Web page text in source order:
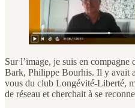
Sur l’image, je suis en
Bark, Philippe Bourhis. Il y avait
vous du club Longévité-Liberté,
de réseau et cherchait à se